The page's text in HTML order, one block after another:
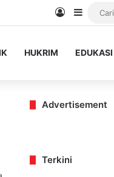
Log InSidebar
HUKRIM EDUKASI
Advertisement
Terkini